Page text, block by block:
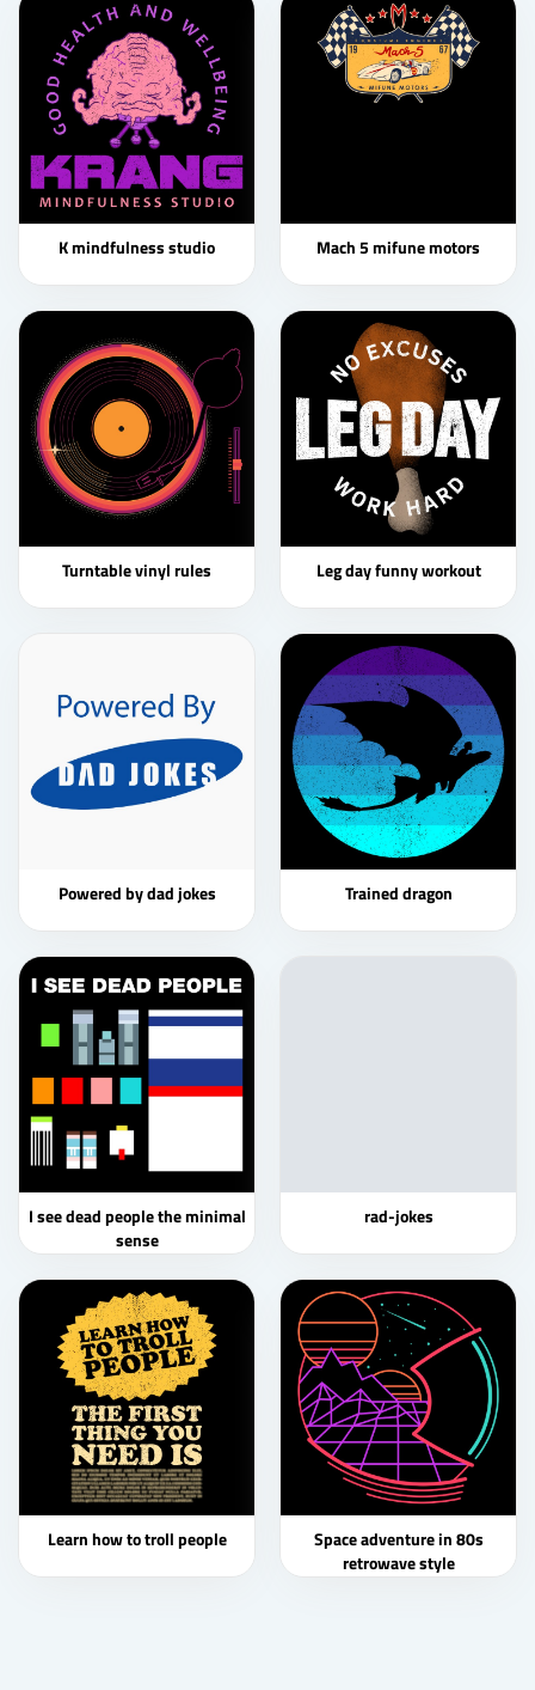
K mindfulness studio Mach 5 mifune motors
Turntable vinyl rules Leg day funny workout
Powered by dad jokes Trained dragon
I see dead people the minimal
sense
rad-jokes
Learn how to troll people
Space adventure in 80s
retrowave style